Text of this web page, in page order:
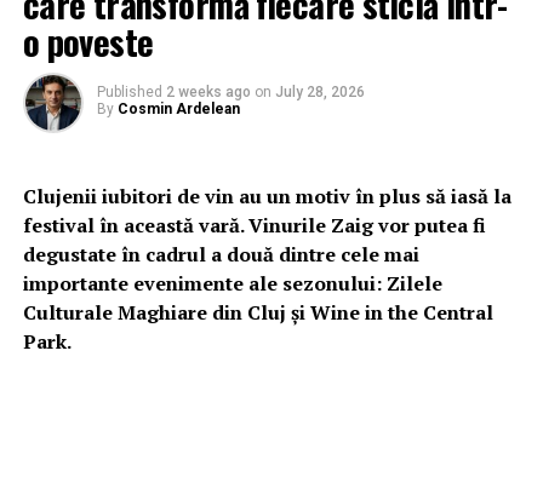
o poveste
Published 2 weeks ago on July 28, 2026
By Cosmin Ardelean
Clujenii iubitori de vin au un motiv în plus să iasă la
festival în această vară. Vinurile Zaig vor putea fi
degustate în cadrul a două dintre cele mai
importante evenimente ale sezonului: Zilele
Culturale Maghiare din Cluj și Wine in the Central
Park.